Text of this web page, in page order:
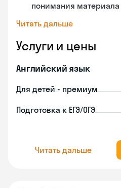
понимания
Читать дальше
Услуги и цены
Английский язык
Для детей - премиум
Подготовка к ЕГЭ/ОГЭ
Читать дальше